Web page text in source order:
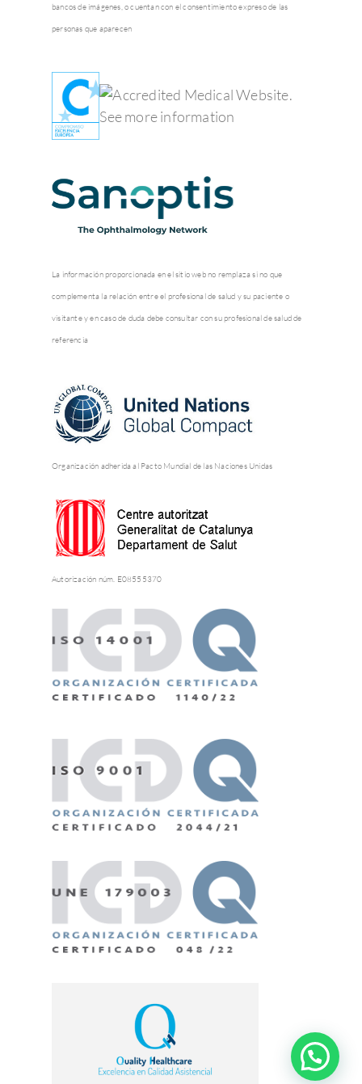
bancos de imágenes, o cuentan con el consentimiento expreso de las
personas que aparecen
La información proporcionada en el sitio web no remplaza si no que
complementa la relación entre el profesional de salud y su paciente o
visitante y en caso de duda debe consultar con su profesional de salud de
referencia
Organización adherida al Pacto Mundial de las Naciones Unidas
Autorización núm. E08555370